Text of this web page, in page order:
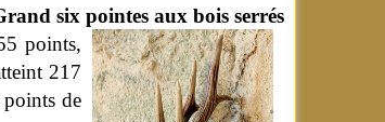
six pointes aux bois serrés
points,
217
de